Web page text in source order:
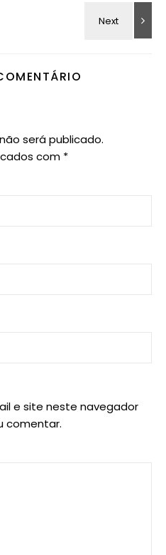
será publicado.
com *
e site neste navegador
comentar.